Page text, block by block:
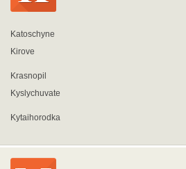
Katoschyne
Kirove
Krasnopil
Kyslychuvate
Kytaihorodka